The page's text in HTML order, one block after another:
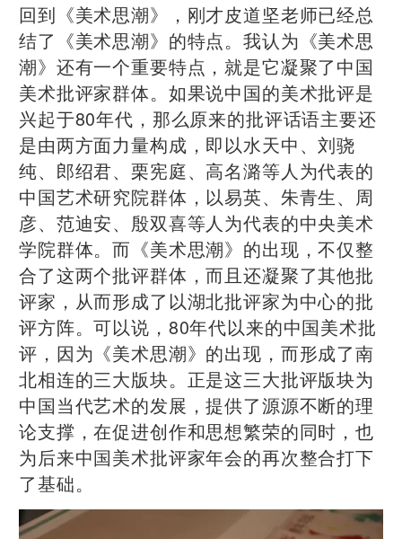
回到《美术思潮》，刚才皮道坚老师已经总
结了《美术思潮》的特点。我认为《美术思
潮》还有一个重要特点，就是它凝聚了中国
美术批评家群体。如果说中国的美术批评是
兴起于80年代，那么原来的批评话语主要还
是由两方面力量构成，即以水天中、刘骁
纯、郎绍君、栗宪庭、高名潞等人为代表的
中国艺术研究院群体，以易英、朱青生、周
彦、范迪安、殷双喜等人为代表的中央美术
学院群体。而《美术思潮》的出现，不仅整
合了这两个批评群体，而且还凝聚了其他批
评家，从而形成了以湖北批评家为中心的批
评方阵。可以说，80年代以来的中国美术批
评，因为《美术思潮》的出现，而形成了南
北相连的三大版块。正是这三大批评版块为
中国当代艺术的发展，提供了源源不断的理
论支撑，在促进创作和思想繁荣的同时，也
为后来中国美术批评家年会的再次整合打下
了基础。